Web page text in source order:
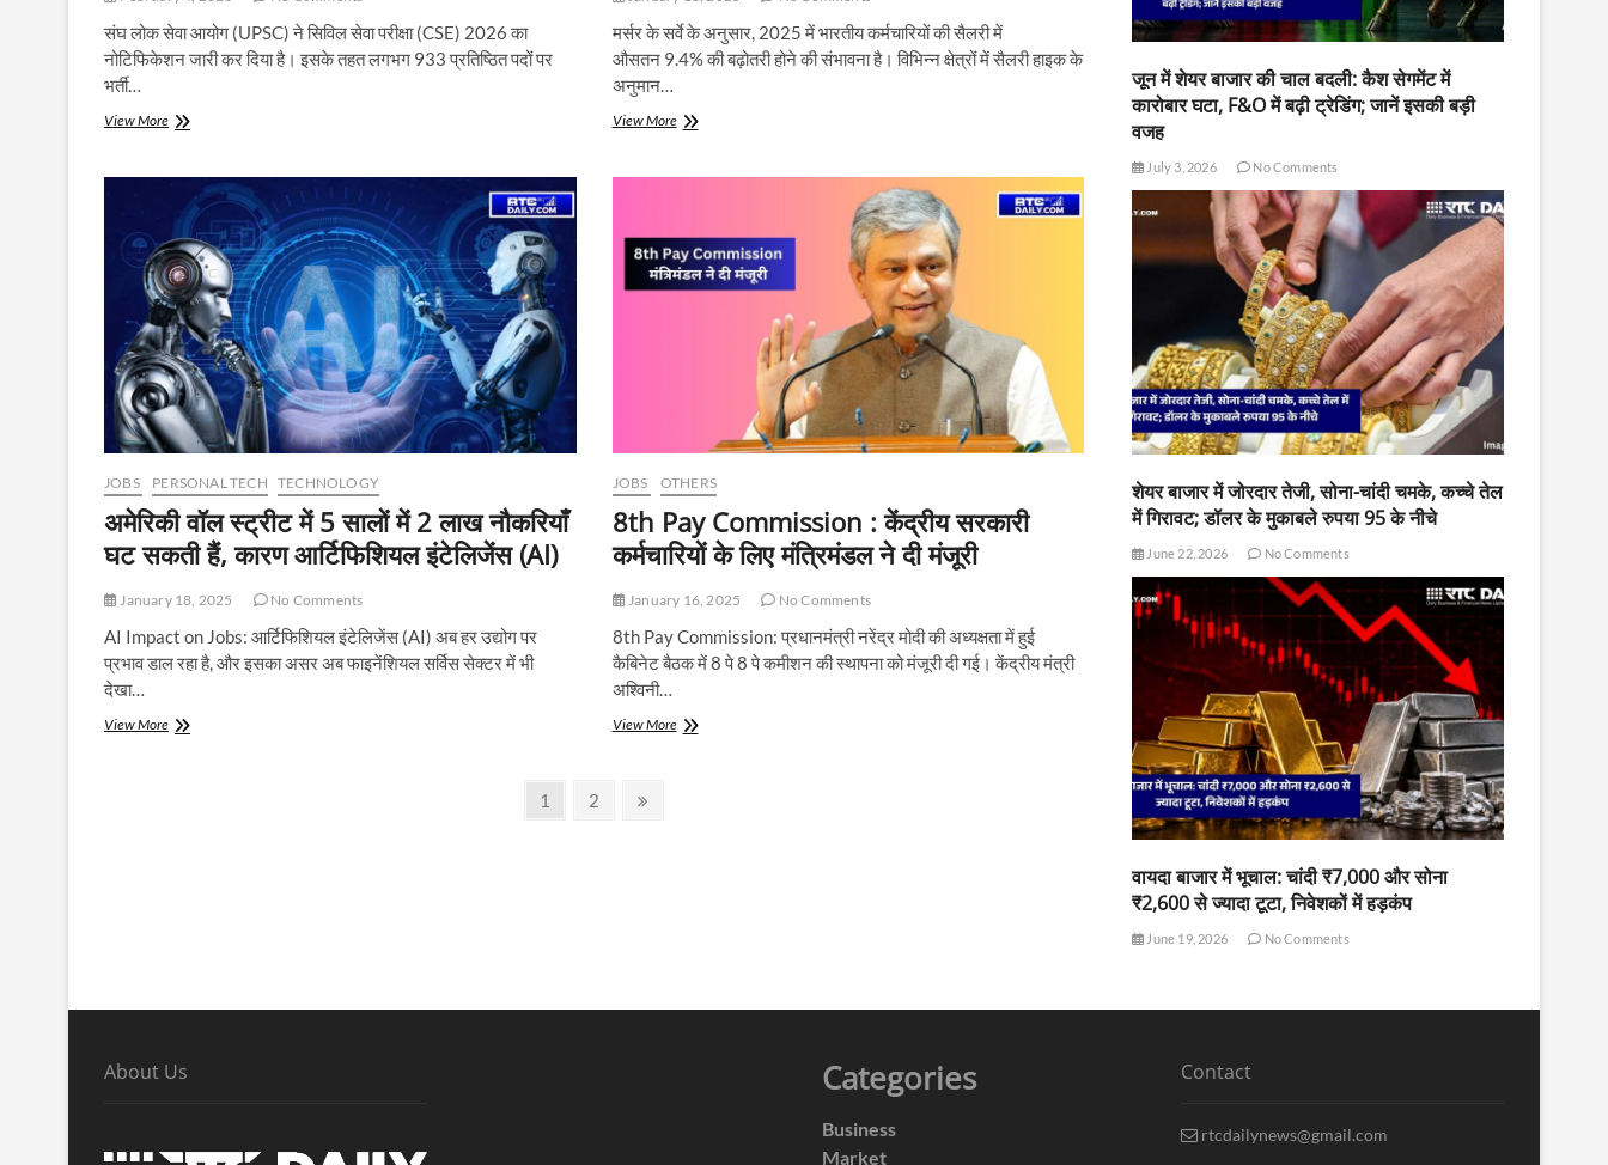
संघ लोक सेवा आयोग (UPSC) ने सिविल सेवा परीक्षा (CSE) 2026 का
नोटिफिकेशन जारी कर दिया है। इसके तहत लगभग 933 प्रतिष्ठित पदों पर
भर्ती…
View More📝
2026
नोटिफिकेशन
जारी:
933
पदों
पर
होगी
भर्ती,
ऐसे
करें
आवेदन
मर्सर के सर्वे के अनुसार, 2025 में भारतीय कर्मचारियों की सैलरी में
औसतन 9.4% की बढ़ोतरी होने की संभावना है। विभिन्न क्षेत्रों में सैलरी हाइक के
अनुमान…
View More2025
हाइक:
आपकी
सैलरी
में
JOBS PERSONAL TECH TECHNOLOGY
अमेरिकी वॉल स्ट्रीट में 5 सालों में 2 लाख नौकरियाँ
घट सकती हैं, कारण आर्टिफिशियल इंटेलिजेंस (AI)
January 18, 2025 No Comments
AI Impact on Jobs: आर्टिफिशियल इंटेलिजेंस (AI) अब हर उद्योग पर
प्रभाव डाल रहा है, और इसका असर अब फाइनेंशियल सर्विस सेक्टर में भी
देखा…
View Moreअमेरिकी
(AI)
JOBS OTHERS
8th Pay Commission : केंद्रीय सरकारी
कर्मचारियों के लिए मंत्रिमंडल ने दी मंजूरी
January 16, 2025 No Comments
8th Pay Commission: प्रधानमंत्री नरेंद्र मोदी की अध्यक्षता में हुई
कैबिनेट बैठक में 8 पे 8 पे कमीशन की स्थापना को मंजूरी दी गई। केंद्रीय मंत्री
अश्विनी…
View More8th
Page
1 Page
2
जून में शेयर बाजार की चाल बदली: कैश सेगमेंट में
कारोबार घटा, F&O में बढ़ी ट्रेडिंग; जानें इसकी बड़ी
वजह
July 3, 2026 No Comments
शेयर बाजार में जोरदार तेजी, सोना-चांदी चमके, कच्चे तेल
में गिरावट; डॉलर के मुकाबले रुपया 95 के नीचे
June 22, 2026 No Comments
वायदा बाजार में भूचाल: चांदी ₹7,000 और सोना
₹2,600 से ज्यादा टूटा, निवेशकों में हड़कंप
June 19, 2026 No Comments
About Us Categories
Business
Market
Contact
rtcdailynews@gmail.com